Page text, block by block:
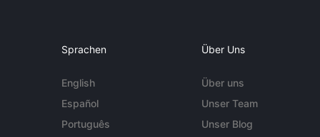
Sprachen
English
Español
Português
Über Uns
Über uns
Unser Team
Unser Blog